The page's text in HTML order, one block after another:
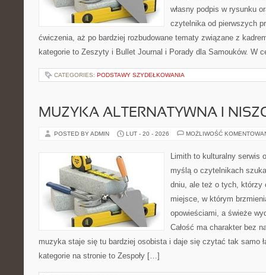
własny podpis w rysunku
czytelnika od pierwszych
ćwiczenia, aż po bardziej rozbudowane tematy związane z
kategorie to Zeszyty i Bullet Journal i Porady dla Samouków. W
CATEGORIES: PODSTAWY SZYDEŁKOWANIA
MUZYKA ALTERNATYWNA I
POSTED BY ADMIN LUT - 20 - 2026 MOŻLIWOŚĆ
Limith to kulturalny serwis
myślą o czytelnikach
dniu, ale też o tych, którzy
miejsce, w którym
opowieściami, a świeże
Całość ma charakter bez
muzyka staje się tu bardziej osobista i daje się czytać tak samo
kategorie na stronie to Zespoły […]